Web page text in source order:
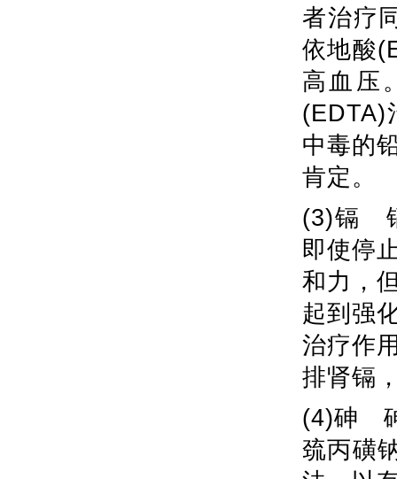
者治疗
依地酸
高血压
(EDTA)
中毒的
肯定。
(3)镉
即使停
和力，
起到强
治疗作
排肾镉
(4)砷
巯丙磺